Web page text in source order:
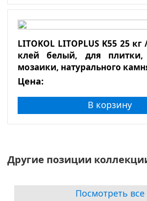
LITOKOL LITOPLUS K55 25
клей белый, для плитки,
мозаики, натурального
Цена:
В корзину
Другие позиции
Посмотреть все